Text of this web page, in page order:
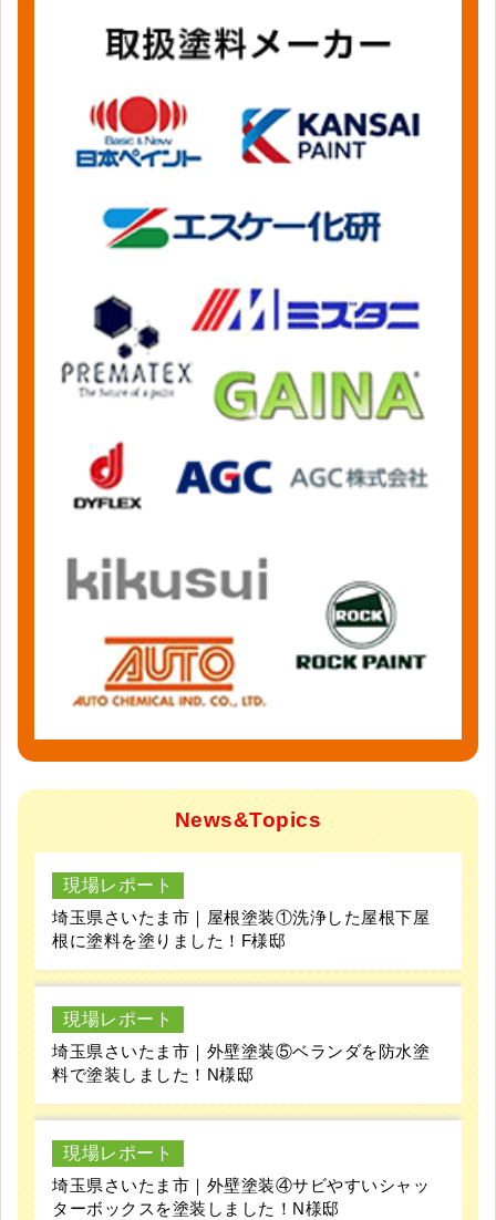
News&Topics
現場レポート
埼玉県さいたま市｜屋根塗装①洗浄した屋根下屋
根に塗料を塗りました！F様邸
現場レポート
埼玉県さいたま市｜外壁塗装⑤ベランダを防水塗
料で塗装しました！N様邸
現場レポート
埼玉県さいたま市｜外壁塗装④サビやすいシャッ
ターボックスを塗装しました！N様邸